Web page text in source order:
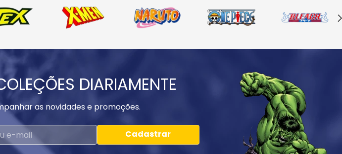
DIARIAMENTE
as novidades e promoções.
Cadastrar